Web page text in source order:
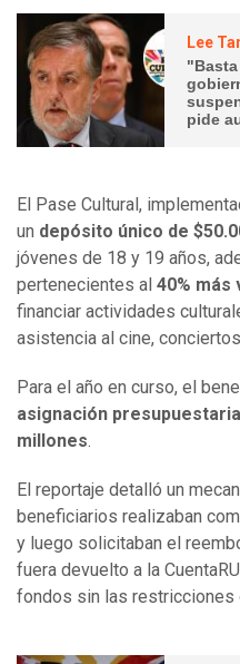
Lee
pide
El Pase Cultural,
un depósito único de
jóvenes de 18 y 19 años,
pertenecientes al 40% más
financiar actividades
asistencia al cine,
Para el año en curso, el
asignación
millones.
El reportaje detalló un
beneficiarios realizaban
y luego solicitaban el
fuera devuelto a la
fondos sin las restricciones